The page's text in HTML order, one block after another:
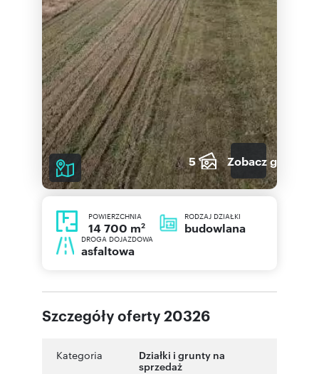
5 Zobacz galerię
POWIERZCHNIA
14 700 m2
RODZAJ DZIAŁKI
budowlana
DROGA DOJAZDOWA
asfaltowa
Szczegóły oferty 20326
Kategoria
Działki i grunty na
sprzedaż